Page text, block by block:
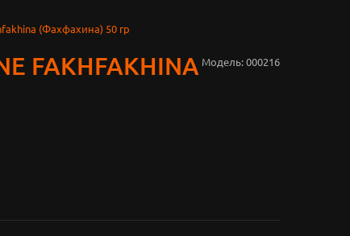
(Фаxфахина) 50 гр
Модель: 000216
FAKHFAKHINA